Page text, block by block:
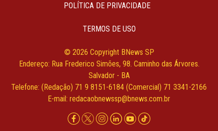
POLÍTICA DE PRIVACIDADE
TERMOS DE USO
© 2026 Copyright BNews SP
Endereço: Rua Frederico Simões, 98. Caminho das Árvores.
Salvador - BA
Telefone: (Redação) 71 9 8151-6184 (Comercial) 71 3341-2166
E-mail: redacaobnewssp@bnews.com.br